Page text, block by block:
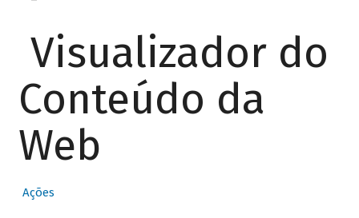
Visualizador do
Conteúdo da
Web
Ações